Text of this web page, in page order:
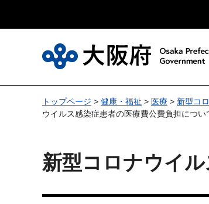
トップページ > 健康・福祉 > 医療 > 新型コ
ウイルス感染症患者の医療費公費負担につい
新型コロナウイ